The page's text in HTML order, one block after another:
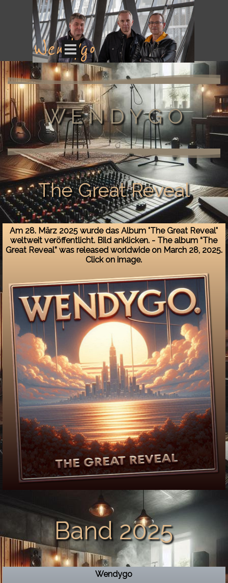
Wendygo
browserconfig.xml
Direkt zum Seiteninhalt
Menü überspringen
Wendygo
W E N D Y G O
The Great Reveal
Am 28. März 2025 wurde das Album "The Great Reveal"
weltweit veröffentlicht. Bild anklicken. - The album “The
Great Reveal” was released worldwide on March 28, 2025.
Click on image.
Band 2025
Wendygo